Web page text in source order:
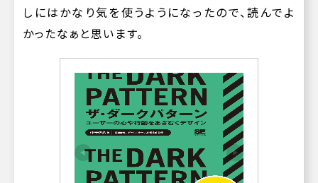
しにはかなり気を使うようになったので、読んでよ
かったなぁと思います。